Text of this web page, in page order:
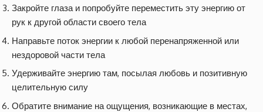
Закройте глаза и попробуйте переместить эту энергию от
рук к другой области своего тела
Направьте поток энергии к любой перенапряженной или
нездоровой части тела
Удерживайте энергию там, посылая любовь и позитивную
целительную силу
Обратите внимание на ощущения, возникающие в местах,